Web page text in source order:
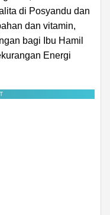
di Posyandu dan
dan vitamin,
bagi Ibu Hamil
Energi